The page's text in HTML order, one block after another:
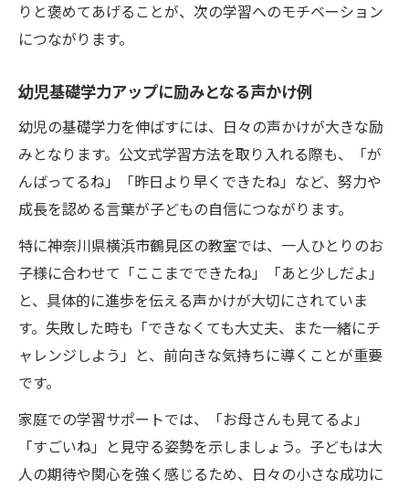
りと褒めてあげることが、次の学習へのモチベーション
につながります。
幼児基礎学力アップに励みとなる声かけ例
幼児の基礎学力を伸ばすには、日々の声かけが大きな励
みとなります。公文式学習方法を取り入れる際も、「が
んばってるね」「昨日より早くできたね」など、努力や
成長を認める言葉が子どもの自信につながります。
特に神奈川県横浜市鶴見区の教室では、一人ひとりのお
子様に合わせて「ここまでできたね」「あと少しだよ」
と、具体的に進歩を伝える声かけが大切にされていま
す。失敗した時も「できなくても大丈夫、また一緒にチ
ャレンジしよう」と、前向きな気持ちに導くことが重要
です。
家庭での学習サポートでは、「お母さんも見てるよ」
「すごいね」と見守る姿勢を示しましょう。子どもは大
人の期待や関心を強く感じるため、日々の小さな成功に